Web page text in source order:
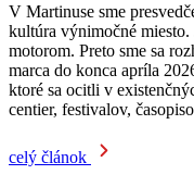
V Martinuse sme
kultúra výnimočné
motorom. Preto sme sa
marca do konca apríla
ktoré sa ocitli v
centier, festivalov,
celý článok